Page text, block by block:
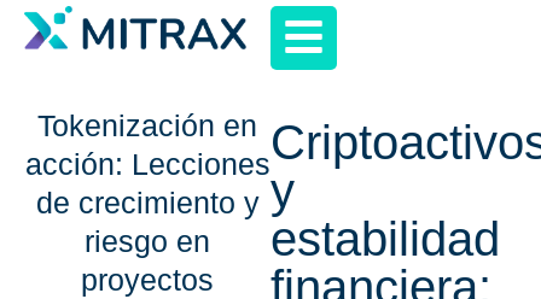
Tokenización en
acción: Lecciones
de crecimiento y
riesgo en
proyectos
y
estabilidad
financiera: